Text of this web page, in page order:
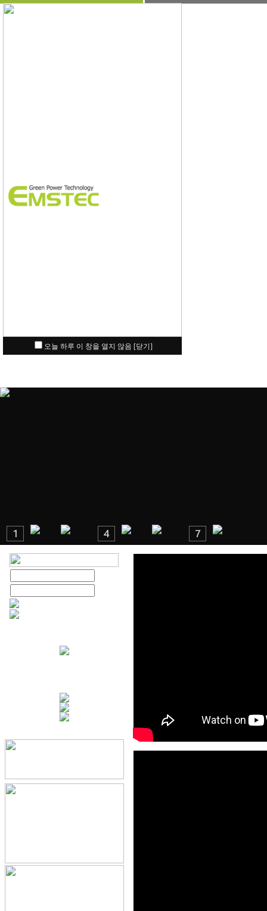
오늘 하루 이 창을 열지 않음 [닫기]